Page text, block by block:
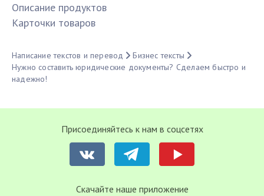
Описание продуктов
Карточки товаров
Написание текстов и перевод
Бизнес тексты
Нужно составить юридические документы? Сделаем быстро и
надежно!
Присоединяйтесь к нам в соцсетях
Cкачайте наше приложение